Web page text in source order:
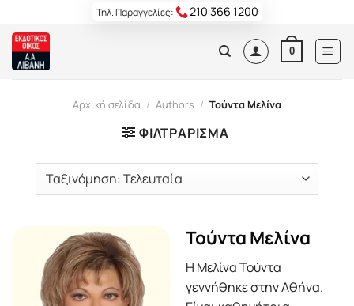
content
Τηλ. Παραγγελίες: 210 366 1200
0
Αρχική σελίδα / Authors / Τούντα Μελίνα
ΦΙΛΤΡΆΡΙΣΜΑ
Τούντα Μελίνα
Η Μελίνα Τούντα
γεννήθηκε στην Αθήνα.